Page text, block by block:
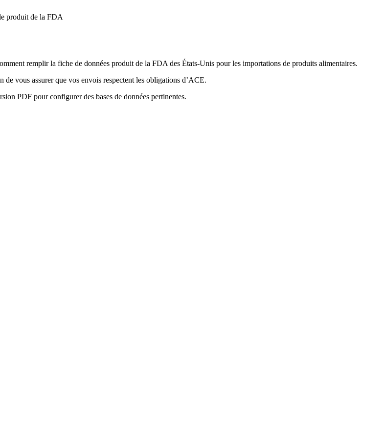
produit de la FDA
remplir la fiche de données produit de la FDA des États-Unis pour les importations de produits alimentaires.
vous assurer que vos envois respectent les obligations d’ACE.
PDF pour configurer des bases de données pertinentes.